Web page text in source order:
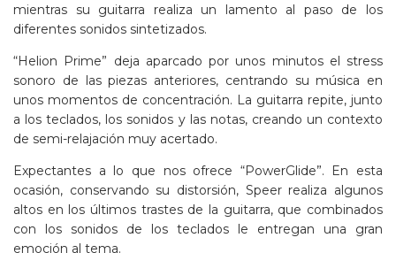
mientras su guitarra realiza un lamento al paso de los
diferentes sonidos sintetizados.
“Helion Prime” deja aparcado por unos minutos el stress
sonoro de las piezas anteriores, centrando su música en
unos momentos de concentración. La guitarra repite, junto
a los teclados, los sonidos y las notas, creando un contexto
de semi-relajación muy acertado.
Expectantes a lo que nos ofrece “PowerGlide”. En esta
ocasión, conservando su distorsión, Speer realiza algunos
altos en los últimos trastes de la guitarra, que combinados
con los sonidos de los teclados le entregan una gran
emoción al tema.